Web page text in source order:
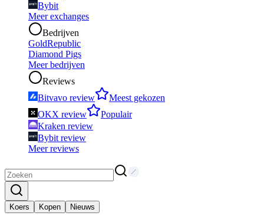
Bybit
Meer exchanges
Bedrijven
GoldRepublic
Diamond Pigs
Meer bedrijven
Reviews
Bitvavo review
Meest gekozen
OKX review
Populair
Kraken review
Bybit review
Meer reviews
Koers Kopen Nieuws